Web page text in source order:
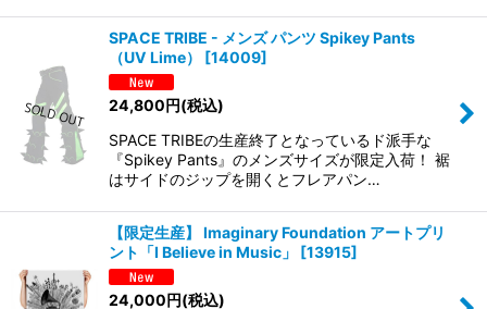
SPACE TRIBE - メンズ パンツ Spikey Pants
（UV Lime）
[14009]
24,800円(税込)
SPACE TRIBEの生産終了となっているド派手な
『Spikey Pants』のメンズサイズが限定入荷！ 裾
はサイドのジップを開くとフレアパン…
【限定生産】 Imaginary Foundation アートプリ
ント「I Believe in Music」
[13915]
24,000円(税込)